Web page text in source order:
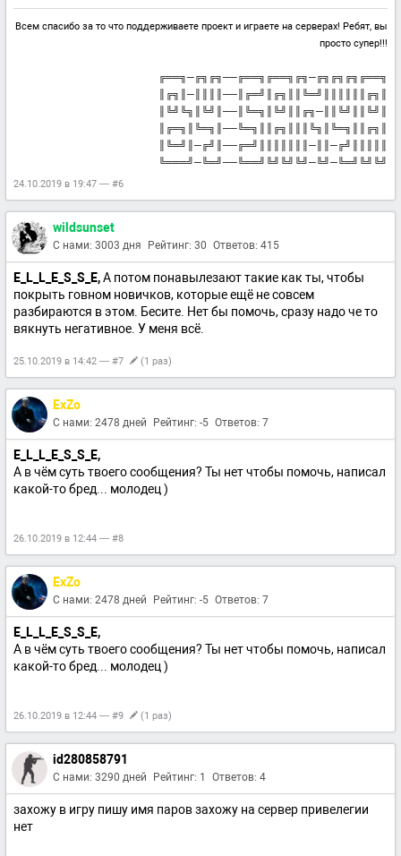
Всем спасибо за то что поддерживаете проект и играете на серверах! Ребят, вы
просто супер!!!
╔══╗─╔╗╔╗──╔══╗╔══╗╔╗─╔╗╔╗╔╗╔══╗
║╔╗║─║║║║──║╔═╝║╔╗║║╚═╝║║║║║║╔╗║
║╚╝╚╗║╚╝║──║╚═╗║╚╝║║╔╗─║║╚╝║║╚╝║
║╔═╗║╚═╗║──╚═╗║║╔╗║║║╚╗║╚═╗║║╔╗║
║╚═╝║─╔╝║──╔═╝║║║║║║║─║║─╔╝║║║║║
╚═══╝─╚═╝──╚══╝╚╝╚╝╚╝─╚╝─╚═╝╚╝╚╝
24.10.2019 в 19:47 — #6
wildsunset
С нами: 3003 дня Рейтинг: 30 Ответов: 415
E_L_L_E_S_S_E,А потом понавылезают такие как ты, чтобы
покрыть говном новичков, которые ещё не совсем
разбираются в этом. Бесите. Нет бы помочь, сразу надо че то
вякнуть негативное. У меня всё.
25.10.2019 в 14:42 — #7 (1 раз)
ExZo
С нами: 2478 дней Рейтинг: -5 Ответов: 7
E_L_L_E_S_S_E,
А в чём суть твоего сообщения? Ты нет чтобы помочь, написал
какой-то бред... молодец )
26.10.2019 в 12:44 — #8
ExZo
С нами: 2478 дней Рейтинг: -5 Ответов: 7
E_L_L_E_S_S_E,
А в чём суть твоего сообщения? Ты нет чтобы помочь, написал
какой-то бред... молодец )
26.10.2019 в 12:44 — #9 (1 раз)
id280858791
С нами: 3290 дней Рейтинг: 1 Ответов: 4
захожу в игру пишу имя паров захожу на сервер привелегии
нет